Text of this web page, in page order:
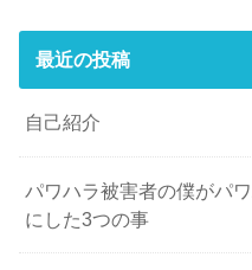
最近の投稿
自己紹介
パワハラ被害者の僕がパ
にした3つの事